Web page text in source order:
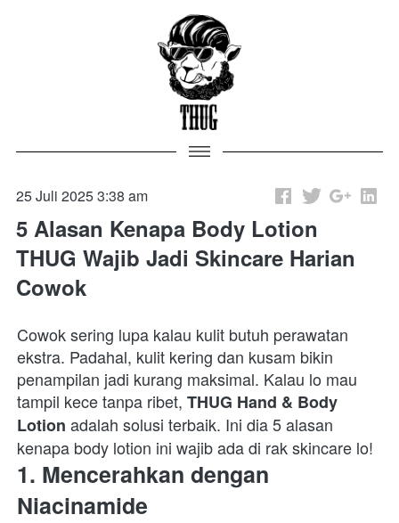
25 Juli 2025 3:38 am
5 Alasan Kenapa Body Lotion
THUG Wajib Jadi Skincare Harian
Cowok
Cowok sering lupa kalau kulit butuh perawatan
ekstra. Padahal, kulit kering dan kusam bikin
penampilan jadi kurang maksimal. Kalau lo mau
tampil kece tanpa ribet, THUG Hand & Body
Lotion adalah solusi terbaik. Ini dia 5 alasan
kenapa body lotion ini wajib ada di rak skincare lo!
1. Mencerahkan dengan
Niacinamide